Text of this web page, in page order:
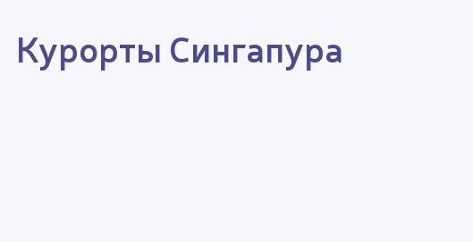
Курорты Сингапура